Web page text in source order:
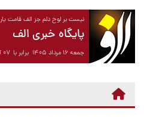
نیست بر لوح دلم جز الف قامت یار
پایگاه خبری الف
جمعه ۱۶ مرداد ۱۴۰۵ برابر با ۰۷ آگوست ۲۰۲۶